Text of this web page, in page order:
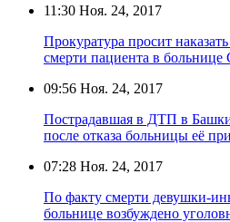
11:30 Ноя. 24, 2017
Прокуратура просит
смерти пациента в больнице
09:56 Ноя. 24, 2017
Пострадавшая в ДТП в
после отказа больницы её
07:28 Ноя. 24, 2017
По факту смерти девушки-
больнице возбуждено